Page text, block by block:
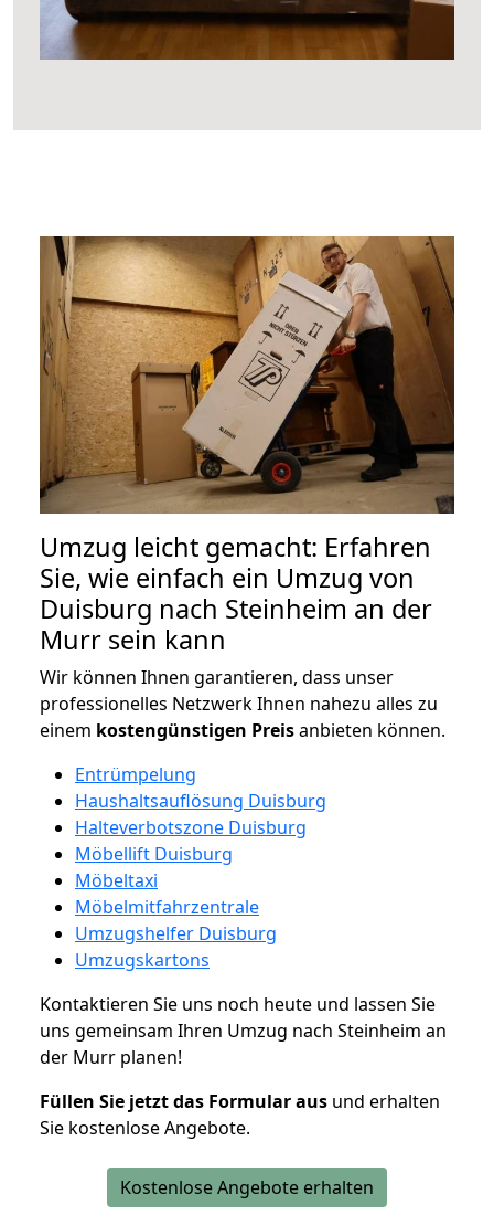
Umzug leicht gemacht: Erfahren
Sie, wie einfach ein Umzug von
Duisburg nach Steinheim an der
Murr sein kann
Wir können Ihnen garantieren, dass unser
professionelles Netzwerk Ihnen nahezu alles zu
einem kostengünstigen Preisanbieten können.
Entrümpelung
Haushaltsauflösung Duisburg
Halteverbotszone Duisburg
Möbellift Duisburg
Möbeltaxi
Möbelmitfahrzentrale
Umzugshelfer Duisburg
Umzugskartons
Kontaktieren Sie uns noch heute und lassen Sie
uns gemeinsam Ihren Umzug nach Steinheim an
der Murr planen!
Füllen Sie jetzt das Formular aus und erhalten
Sie kostenlose Angebote.
Kostenlose Angebote erhalten